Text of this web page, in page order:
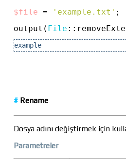
$file = 'example.txt' ;
output( File ::
example
# Rename
Dosya adını değiştirmek için
Parametreler